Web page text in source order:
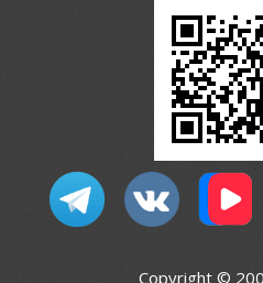
Copyright ©